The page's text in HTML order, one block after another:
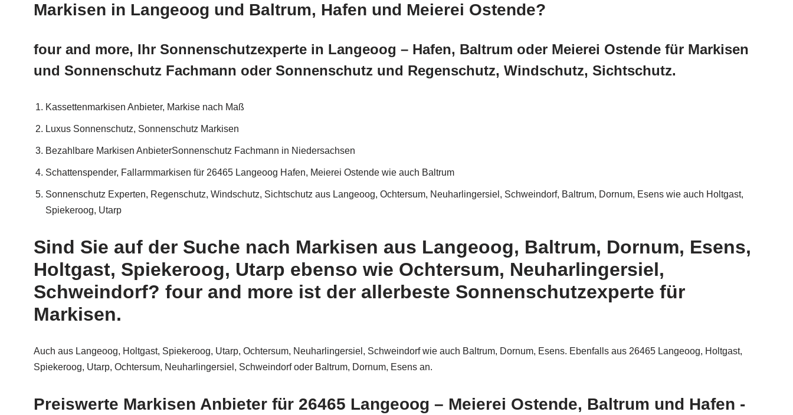
Markisen in Langeoog und Baltrum, Hafen und Meierei Ostende?
four and more, Ihr Sonnenschutzexperte in Langeoog – Hafen, Baltrum oder Meierei Ostende für Markisen
und Sonnenschutz Fachmann oder Sonnenschutz und Regenschutz, Windschutz, Sichtschutz.
Kassettenmarkisen Anbieter, Markise nach Maß
Luxus Sonnenschutz, Sonnenschutz Markisen
Bezahlbare Markisen AnbieterSonnenschutz Fachmann in Niedersachsen
Schattenspender, Fallarmmarkisen für 26465 Langeoog Hafen, Meierei Ostende wie auch Baltrum
Sonnenschutz Experten, Regenschutz, Windschutz, Sichtschutz aus Langeoog, Ochtersum, Neuharlingersiel, Schweindorf, Baltrum, Dornum, Esens wie auch Holtgast,
Spiekeroog, Utarp
Sind Sie auf der Suche nach Markisen aus Langeoog, Baltrum, Dornum, Esens,
Holtgast, Spiekeroog, Utarp ebenso wie Ochtersum, Neuharlingersiel,
Schweindorf? four and more ist der allerbeste Sonnenschutzexperte für
Markisen.
Auch aus Langeoog, Holtgast, Spiekeroog, Utarp, Ochtersum, Neuharlingersiel, Schweindorf wie auch Baltrum, Dornum, Esens. Ebenfalls aus 26465 Langeoog, Holtgast,
Spiekeroog, Utarp, Ochtersum, Neuharlingersiel, Schweindorf oder Baltrum, Dornum, Esens an.
Preiswerte Markisen Anbieter für 26465 Langeoog – Meierei Ostende, Baltrum und Hafen -